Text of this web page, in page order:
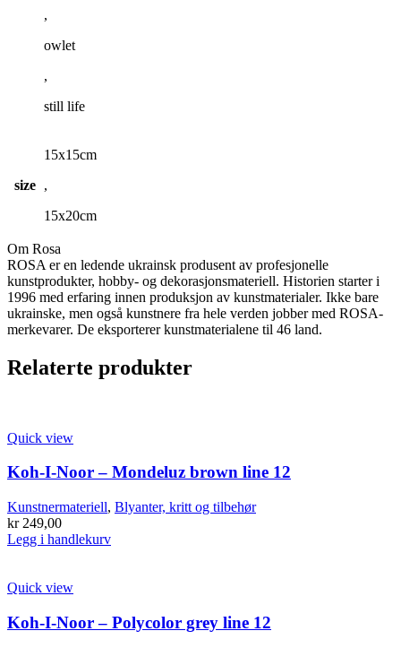
,
owlet
,
still life
size
15x15cm
,
15x20cm
Om Rosa
ROSA er en ledende ukrainsk produsent av profesjonelle
kunstprodukter, hobby- og dekorasjonsmateriell. Historien starter i
1996 med erfaring innen produksjon av kunstmaterialer. Ikke bare
ukrainske, men også kunstnere fra hele verden jobber med ROSA-
merkevarer. De eksporterer kunstmaterialene til 46 land.
Relaterte produkter
Quick view
Koh-I-Noor – Mondeluz brown line 12
Kunstnermateriell, Blyanter, kritt og tilbehør
kr249,00
Legg i handlekurv
Quick view
Koh-I-Noor – Polycolor grey line 12